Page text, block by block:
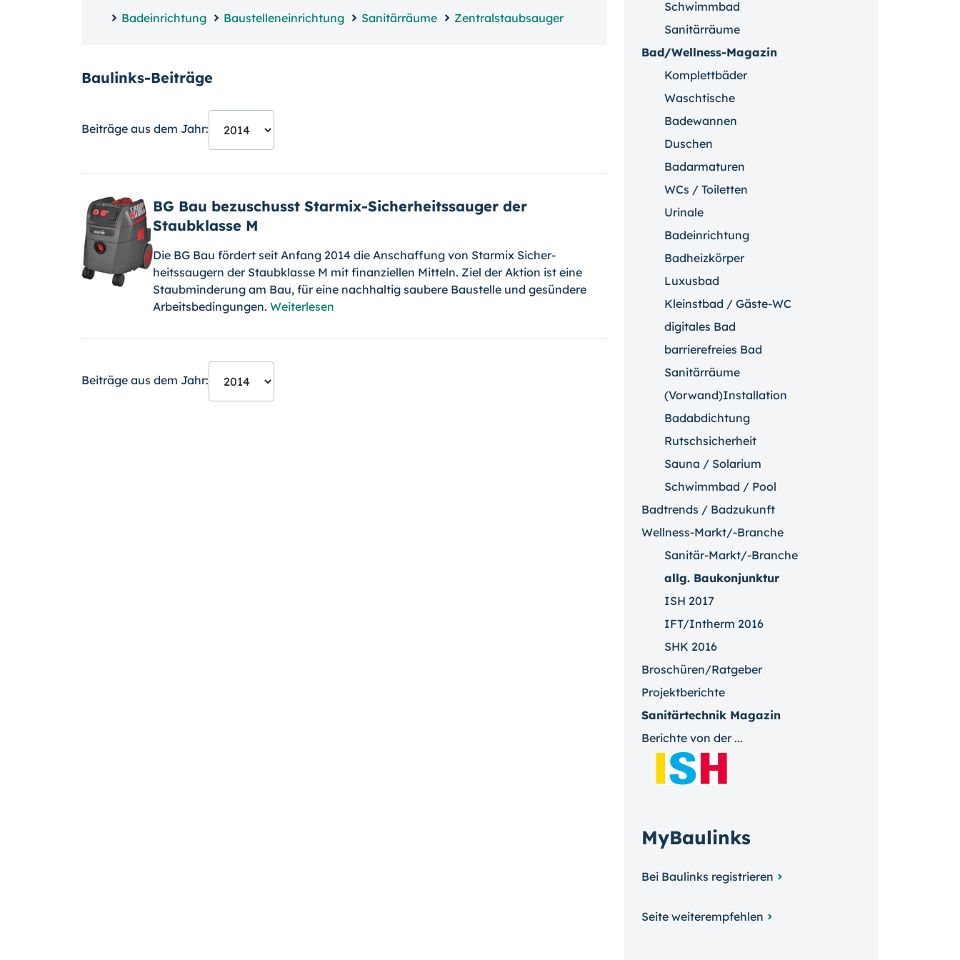
Badeinrichtung Baustelleneinrichtung Sanitärräume Zentralstaubsauger
Baulinks-Beiträge
Beiträge aus dem Jahr:
BG Bau bezuschusst Starmix-Sicherheitssauger der
Staubklas­se M
Die BG Bau fördert seit Anfang 2014 die Anschaffung von Starmix Si­cher­
heitssaugern der Staubklasse M mit finanziellen Mitteln. Ziel der Aktion ist eine
Staubminderung am Bau, für eine nachhaltig saubere Baustelle und gesündere
Arbeitsbedingungen. Weiterlesen
Beiträge aus dem Jahr:
Schwimmbad
Sanitärräume
Bad/Wellness-Magazin
Komplettbäder
Waschtische
Badewannen
Duschen
Badarmaturen
WCs / Toiletten
Urinale
Badeinrichtung
Badheizkörper
Luxusbad
Kleinstbad / Gäste-WC
digitales Bad
barrierefreies Bad
Sanitärräume
(Vorwand)Installation
Badabdichtung
Rutschsicherheit
Sauna / Solarium
Schwimmbad / Pool
Badtrends / Badzukunft
Wellness-Markt/-Branche
Sanitär-Markt/-Branche
allg. Baukonjunktur
ISH 2017
IFT/Intherm 2016
SHK 2016
Broschüren/Ratgeber
Projektberichte
Sanitärtechnik Magazin
Berichte von der ...
MyBaulinks
Bei Baulinks registrieren
Seite weiterempfehlen